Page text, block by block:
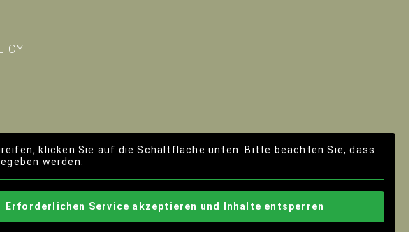
klicken Sie auf die Schaltfläche unten. Bitte beachten Sie, dass
werden.
Erforderlichen Service akzeptieren und Inhalte entsperren